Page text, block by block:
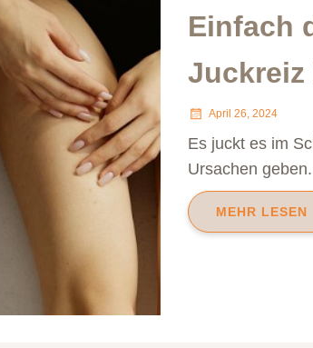
Einfach
Juckreiz
April 26, 2024
Es juckt es im
Ursachen
MEHR LESEN